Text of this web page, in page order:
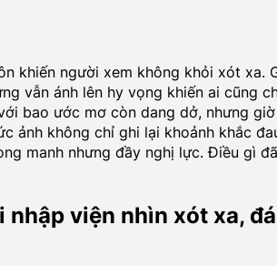
khiến người xem không khỏi xót xa.
vẫn ánh lên hy vọng khiến ai cũng
bao ước mơ còn dang dở, nhưng
ảnh không chỉ ghi lại khoảnh khắc
manh nhưng đầy nghị lực. Điều gì
nhập viện nhìn xót xa,